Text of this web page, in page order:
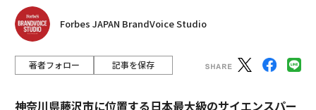
Forbes JAPAN BrandVoice Studio
著者フォロー 記事を保存
神奈川県藤沢市に位置する日本最大級のサイエンスパー